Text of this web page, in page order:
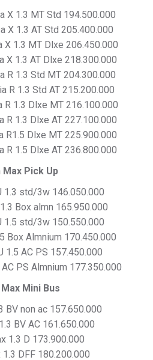
X 1.3 MT Std 194.500.000
X 1.3 AT Std 205.400.000
X 1.3 MT Dlxe 206.450.000
X 1.3 AT Dlxe 218.300.000
R 1.3 Std MT 204.300.000
R 1.3 Std AT 215.200.000
R 1.3 Dlxe MT 216.100.000
R 1.3 Dlxe AT 227.100.000
R1.5 Dlxe MT 225.900.000
R 1.5 Dlxe AT 236.800.000
Max Pick Up
1.3 std/3w 146.050.000
Box almn 165.950.000
1.5 std/3w 150.550.000
Box Almnium 170.450.000
1.5 AC PS 157.450.000
PS Almnium 177.350.000
Mini Bus
BV non ac 157.650.000
BV AC 161.650.000
1.3 D 173.900.000
1.3 DFF 180.200.000